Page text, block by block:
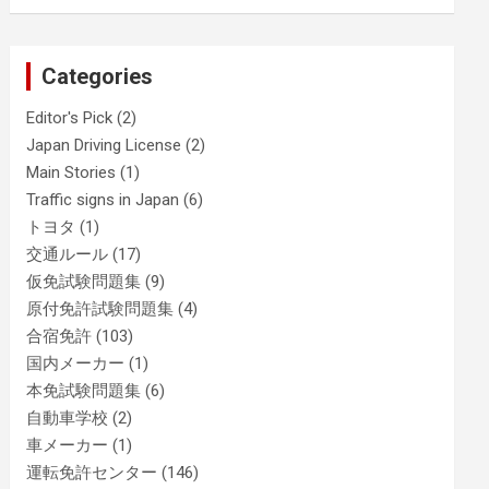
Categories
Editor's Pick (2)
Japan Driving License (2)
Main Stories (1)
Traffic signs in Japan (6)
トヨタ (1)
交通ルール (17)
仮免試験問題集 (9)
原付免許試験問題集 (4)
合宿免許 (103)
国内メーカー (1)
本免試験問題集 (6)
自動車学校 (2)
車メーカー (1)
運転免許センター (146)